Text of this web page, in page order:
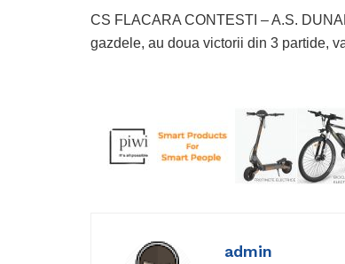
CS FLACARA CONTESTI – A.S.
gazdele, au doua victorii din 3 partide,
admin